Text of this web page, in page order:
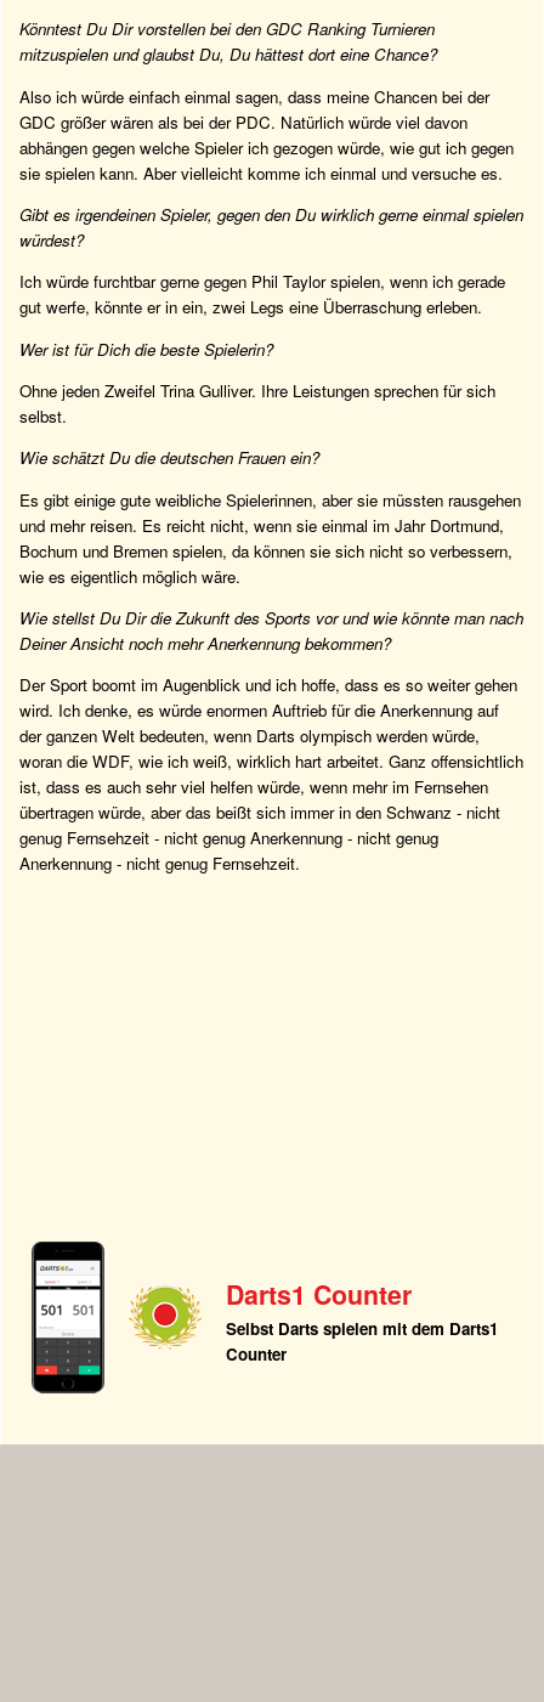
Könntest Du Dir vorstellen bei den GDC Ranking Turnieren
mitzuspielen und glaubst Du, Du hättest dort eine Chance?
Also ich würde einfach einmal sagen, dass meine Chancen bei der
GDC größer wären als bei der PDC. Natürlich würde viel davon
abhängen gegen welche Spieler ich gezogen würde, wie gut ich gegen
sie spielen kann. Aber vielleicht komme ich einmal und versuche es.
Gibt es irgendeinen Spieler, gegen den Du wirklich gerne einmal spielen
würdest?
Ich würde furchtbar gerne gegen Phil Taylor spielen, wenn ich gerade
gut werfe, könnte er in ein, zwei Legs eine Überraschung erleben.
Wer ist für Dich die beste Spielerin?
Ohne jeden Zweifel Trina Gulliver. Ihre Leistungen sprechen für sich
selbst.
Wie schätzt Du die deutschen Frauen ein?
Es gibt einige gute weibliche Spielerinnen, aber sie müssten rausgehen
und mehr reisen. Es reicht nicht, wenn sie einmal im Jahr Dortmund,
Bochum und Bremen spielen, da können sie sich nicht so verbessern,
wie es eigentlich möglich wäre.
Wie stellst Du Dir die Zukunft des Sports vor und wie könnte man nach
Deiner Ansicht noch mehr Anerkennung bekommen?
Der Sport boomt im Augenblick und ich hoffe, dass es so weiter gehen
wird. Ich denke, es würde enormen Auftrieb für die Anerkennung auf
der ganzen Welt bedeuten, wenn Darts olympisch werden würde,
woran die WDF, wie ich weiß, wirklich hart arbeitet. Ganz offensichtlich
ist, dass es auch sehr viel helfen würde, wenn mehr im Fernsehen
übertragen würde, aber das beißt sich immer in den Schwanz - nicht
genug Fernsehzeit - nicht genug Anerkennung - nicht genug
Anerkennung - nicht genug Fernsehzeit.
Darts1 Counter
Selbst Darts spielen mit dem Darts1
Counter